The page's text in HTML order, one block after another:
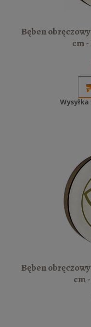
Bęben
cm
Wysyłka
Bęben
cm